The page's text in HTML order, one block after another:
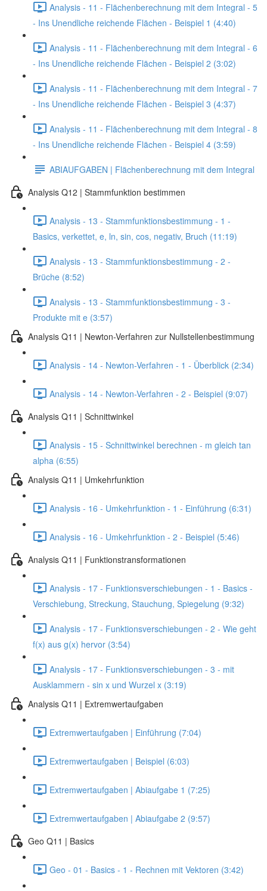
Analysis - 11 - Flächenberechnung mit dem Integral - 5
- Ins Unendliche reichende Flächen - Beispiel 1 (4:40)
Analysis - 11 - Flächenberechnung mit dem Integral - 6
- Ins Unendliche reichende Flächen - Beispiel 2 (3:02)
Analysis - 11 - Flächenberechnung mit dem Integral - 7
- Ins Unendliche reichende Flächen - Beispiel 3 (4:37)
Analysis - 11 - Flächenberechnung mit dem Integral - 8
- Ins Unendliche reichende Flächen - Beispiel 4 (3:59)
ABIAUFGABEN | Flächenberechnung mit dem Integral
Analysis Q12 | Stammfunktion bestimmen
Analysis - 13 - Stammfunktionsbestimmung - 1 -
Basics, verkettet, e, ln, sin, cos, negativ, Bruch (11:19)
Analysis - 13 - Stammfunktionsbestimmung - 2 -
Brüche (8:52)
Analysis - 13 - Stammfunktionsbestimmung - 3 -
Produkte mit e (3:57)
Analysis Q11 | Newton-Verfahren zur Nullstellenbestimmung
Analysis - 14 - Newton-Verfahren - 1 - Überblick (2:34)
Analysis - 14 - Newton-Verfahren - 2 - Beispiel (9:07)
Analysis Q11 | Schnittwinkel
Analysis - 15 - Schnittwinkel berechnen - m gleich tan
alpha (6:55)
Analysis Q11 | Umkehrfunktion
Analysis - 16 - Umkehrfunktion - 1 - Einführung (6:31)
Analysis - 16 - Umkehrfunktion - 2 - Beispiel (5:46)
Analysis Q11 | Funktionstransformationen
Analysis - 17 - Funktionsverschiebungen - 1 - Basics -
Verschiebung, Streckung, Stauchung, Spiegelung (9:32)
Analysis - 17 - Funktionsverschiebungen - 2 - Wie geht
f(x) aus g(x) hervor (3:54)
Analysis - 17 - Funktionsverschiebungen - 3 - mit
Ausklammern - sin x und Wurzel x (3:19)
Analysis Q11 | Extremwertaufgaben
Extremwertaufgaben | Einführung (7:04)
Extremwertaufgaben | Beispiel (6:03)
Extremwertaufgaben | Abiaufgabe 1 (7:25)
Extremwertaufgaben | Abiaufgabe 2 (9:57)
Geo Q11 | Basics
Geo - 01 - Basics - 1 - Rechnen mit Vektoren (3:42)